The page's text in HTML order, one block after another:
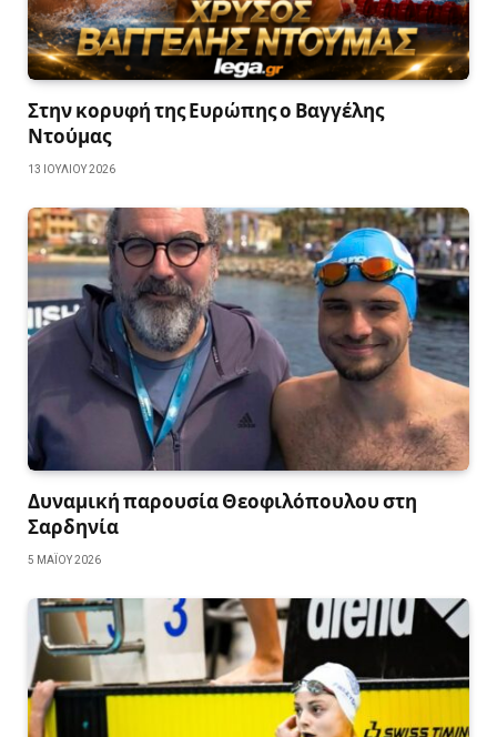
Στην κορυφή της Ευρώπης ο Βαγγέλης
Ντούμας
13 ΙΟΥΛΊΟΥ 2026
Δυναμική παρουσία Θεοφιλόπουλου στη
Σαρδηνία
5 ΜΑΪ́ΟΥ 2026